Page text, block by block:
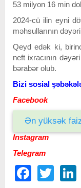
53 milyon 16 min
2024-cü ilin eyni
məhsullarının
Qeyd edək ki,
neft ixracının
bərabər olub.
Bizi sosial
Facebook
Ən yüksək
Instagram
Telegram
FacebookTwitter